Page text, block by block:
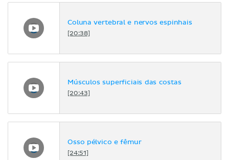
Coluna vertebral e nervos espinhais
[20:38]
Músculos superficiais das costas
[20:43]
Osso pélvico e fêmur
[24:51]